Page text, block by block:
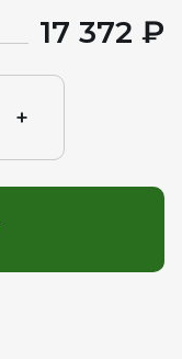
17 372 ₽
+